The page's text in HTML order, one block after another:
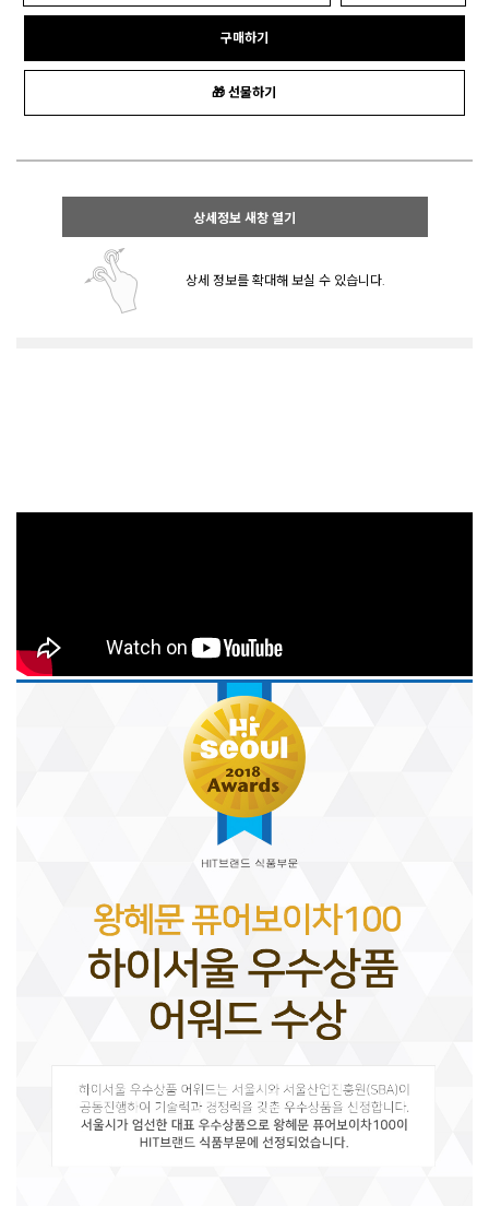
구매하기
🎁 선물하기
상세정보 새창 열기
상세 정보를 확대해 보실 수 있습니다.